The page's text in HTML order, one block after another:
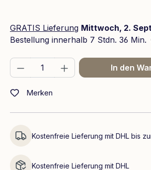
GRATIS Lieferung Mittwoch, 2.
Bestellung innerhalb 7 Stdn. 36 Min.
Produkt Anzahl: Gib den
In den
Merken
Kostenfreie Lieferung mit DHL bis
Kostenfreie Lieferung mit DHL